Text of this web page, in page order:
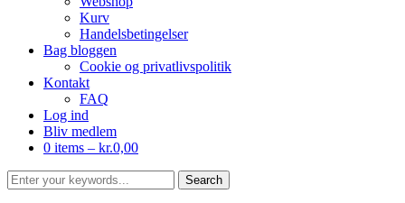
Kurv
Handelsbetingelser
Bag bloggen
Cookie og privatlivspolitik
Kontakt
FAQ
Log ind
Bliv medlem
0 items – kr.0,00